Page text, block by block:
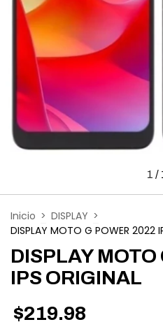
1 /
Inicio > DISPLAY >
DISPLAY MOTO G POWER 2022
DISPLAY MOTO
IPS ORIGINAL
$219.98